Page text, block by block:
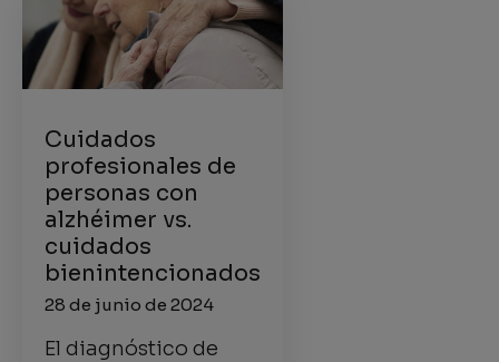
Cuidados
profesionales de
personas con
alzhéimer vs.
cuidados
bienintencionados
28 de junio de 2024
El diagnóstico de